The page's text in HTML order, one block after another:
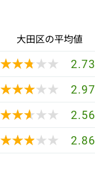
大田区の平均値
★★★★★
★★★★★ 2.73
★★★★★
★★★★★ 2.97
★★★★★
★★★★★ 2.56
★★★★★
★★★★★ 2.86